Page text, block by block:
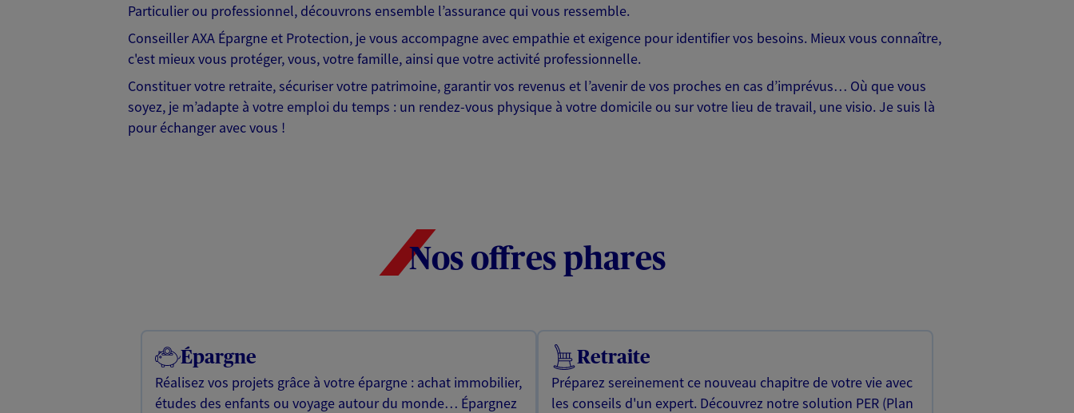
Particulier ou professionnel, découvrons ensemble l’assurance qui vous ressemble.
Conseiller AXA Épargne et Protection, je vous accompagne avec empathie et exigence pour identifier vos besoins. Mieux vous connaître,
c'est mieux vous protéger, vous, votre famille, ainsi que votre activité professionnelle.
Constituer votre retraite, sécuriser votre patrimoine, garantir vos revenus et l’avenir de vos proches en cas d’imprévus… Où que vous
soyez, je m’adapte à votre emploi du temps : un rendez-vous physique à votre domicile ou sur votre lieu de travail, une visio. Je suis là
pour échanger avec vous !
Nos offres phares
Épargne
Réalisez vos projets grâce à votre épargne : achat immobilier,
études des enfants ou voyage autour du monde… Épargnez
Retraite
Préparez sereinement ce nouveau chapitre de votre vie avec
les conseils d'un expert. Découvrez notre solution PER (Plan